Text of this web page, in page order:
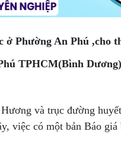
Phường An Phú ,cho
TPHCM(Bình Dương)
và trục đường
việc có một bản Báo